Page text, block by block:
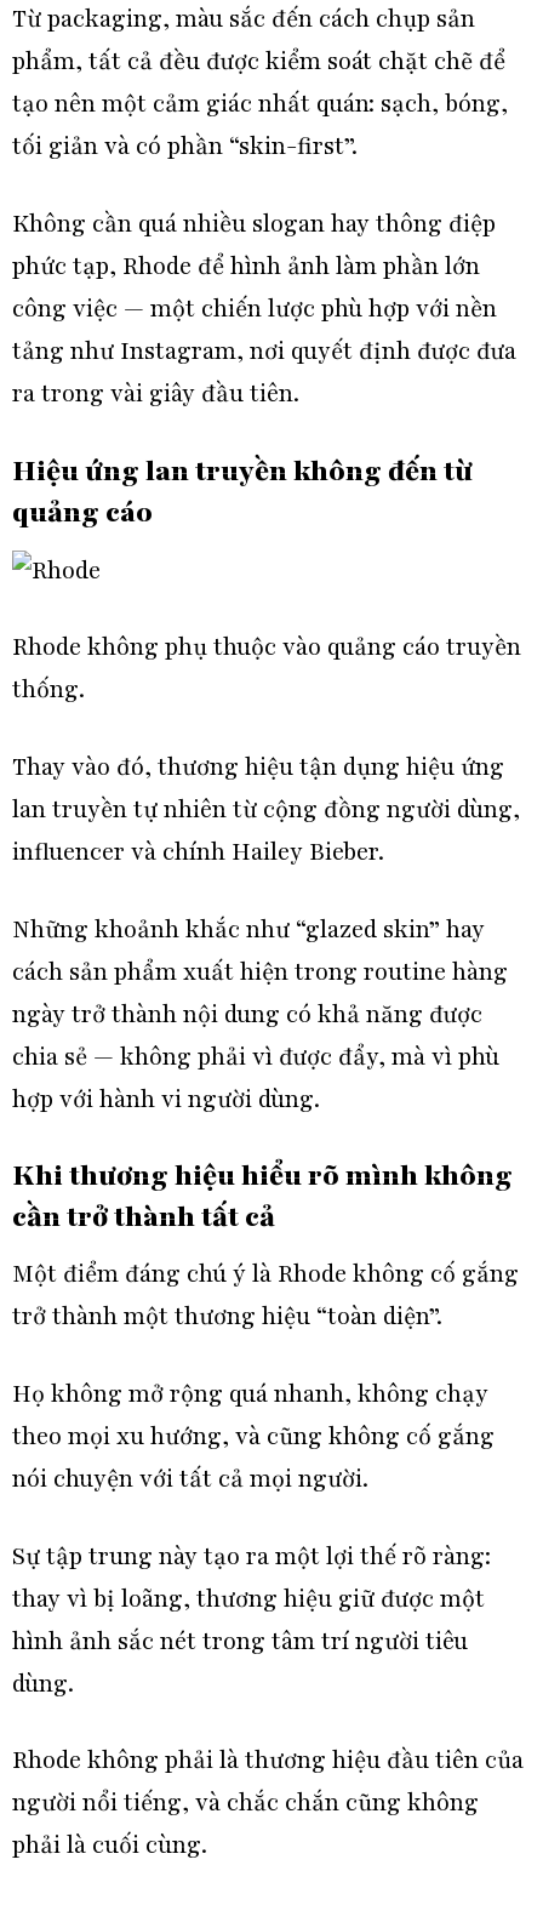
Từ packaging, màu sắc đến cách chụp sản
phẩm, tất cả đều được kiểm soát chặt chẽ để
tạo nên một cảm giác nhất quán: sạch, bóng,
tối giản và có phần “skin-first”.
Không cần quá nhiều slogan hay thông điệp
phức tạp, Rhode để hình ảnh làm phần lớn
công việc — một chiến lược phù hợp với nền
tảng như Instagram, nơi quyết định được đưa
ra trong vài giây đầu tiên.
Hiệu ứng lan truyền không đến từ
quảng cáo
Rhode không phụ thuộc vào quảng cáo truyền
thống.
Thay vào đó, thương hiệu tận dụng hiệu ứng
lan truyền tự nhiên từ cộng đồng người dùng,
influencer và chính Hailey Bieber.
Những khoảnh khắc như “glazed skin” hay
cách sản phẩm xuất hiện trong routine hàng
ngày trở thành nội dung có khả năng được
chia sẻ — không phải vì được đẩy, mà vì phù
hợp với hành vi người dùng.
Khi thương hiệu hiểu rõ mình không
cần trở thành tất cả
Một điểm đáng chú ý là Rhode không cố gắng
trở thành một thương hiệu “toàn diện”.
Họ không mở rộng quá nhanh, không chạy
theo mọi xu hướng, và cũng không cố gắng
nói chuyện với tất cả mọi người.
Sự tập trung này tạo ra một lợi thế rõ ràng:
thay vì bị loãng, thương hiệu giữ được một
hình ảnh sắc nét trong tâm trí người tiêu
dùng.
Rhode không phải là thương hiệu đầu tiên của
người nổi tiếng, và chắc chắn cũng không
phải là cuối cùng.